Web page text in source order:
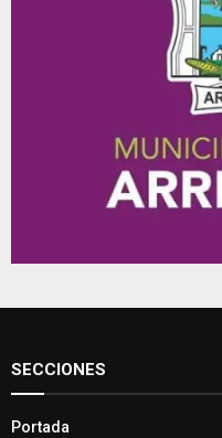
SECCIONES
Portada